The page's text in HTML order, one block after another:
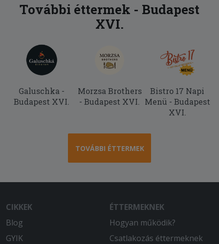
Nagyon finom volt, és meg forron
További éttermek - Budapest
XVI.
Galuschka -
Budapest XVI.
Morzsa Brothers
- Budapest XVI.
Bistro 17 Napi
Menü - Budapest
XVI.
TOVÁBBI ÉTTERMEK
CIKKEK
Blog
GYIK
ÉTTERMEKNEK
Hogyan működik?
Csatlakozás éttermeknek